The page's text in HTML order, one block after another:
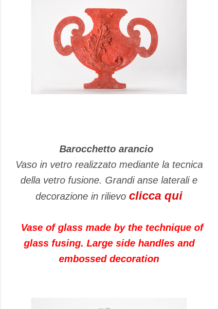
Barocchetto arancio
Vaso in vetro realizzato mediante la tecnica
della vetro fusione. Grandi anse laterali e
decorazione in rilievo clicca qui
Vase of glass made by the technique of
glass fusing. Large side handles and
embossed decoration